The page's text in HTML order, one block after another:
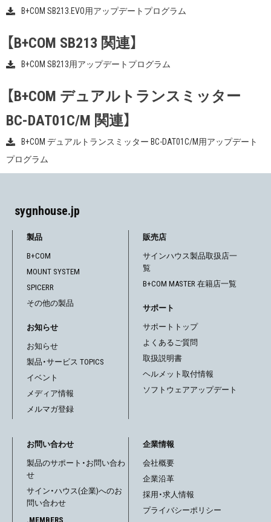
B+COM SB213.EVO用アップデートプログラム
【B+COM SB213 関連】
B+COM SB213用アップデートプログラム
【B+COM デュアルトランスミッター
BC-DAT01C/M 関連】
B+COM デュアルトランスミッター BC-DAT01C/M用アップデート
プログラム
sygnhouse.jp
製品
B+COM
MOUNT SYSTEM
SPICERR
その他の製品
お知らせ
お知らせ
製品・サービス TOPICS
イベント
メディア情報
メルマガ登録
販売店
サインハウス製品取扱店一
覧
B+COM MASTER 在籍店一覧
サポート
サポートトップ
よくあるご質問
取扱説明書
ヘルメット取付情報
ソフトウェアアップデート
お問い合わせ
製品のサポート・お問い合わ
せ
サイン・ハウス(企業)へのお
問い合わせ
.MEMBERS
企業情報
会社概要
企業沿革
採用・求人情報
プライバシーポリシー